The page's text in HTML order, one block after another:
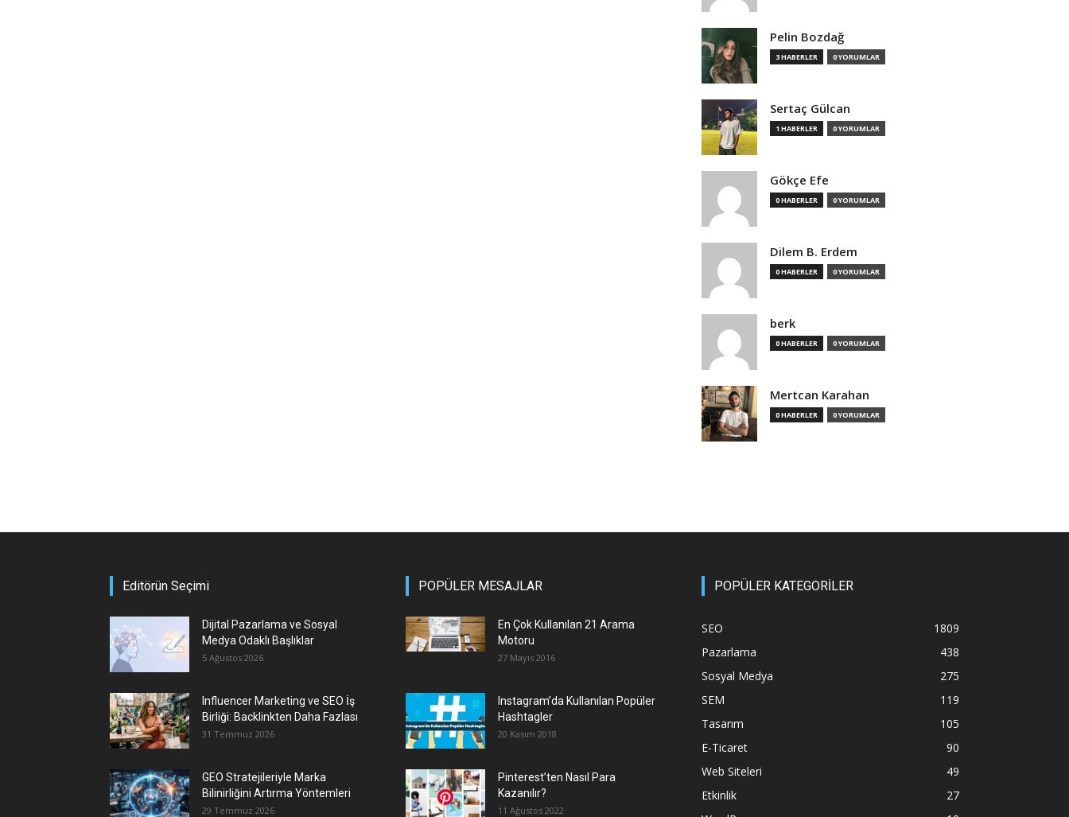
Pelin Bozdağ
3 HABERLER 0 YORUMLAR
Sertaç Gülcan
1 HABERLER 0 YORUMLAR
Gökçe Efe
0 HABERLER 0 YORUMLAR
Dilem B. Erdem
0 HABERLER 0 YORUMLAR
berk
0 HABERLER 0 YORUMLAR
Mertcan Karahan
0 HABERLER 0 YORUMLAR
Editörün Seçimi
Dijital Pazarlama ve Sosyal
Medya Odaklı Başlıklar
5 Ağustos 2026
Influencer Marketing ve SEO İş
Birliği: Backlinkten Daha Fazlası
31 Temmuz 2026
GEO Stratejileriyle Marka
Bilinirliğini Artırma Yöntemleri
29 Temmuz 2026
POPÜLER MESAJLAR
En Çok Kullanılan 21 Arama
Motoru
27 Mayıs 2016
Instagram’da Kullanılan Popüler
Hashtagler
20 Kasım 2018
Pinterest’ten Nasıl Para
Kazanılır?
11 Ağustos 2022
POPÜLER KATEGORİLER
SEO
1809
Pazarlama
438
Sosyal Medya
275
SEM
119
Tasarım
105
E-Ticaret
90
Web Siteleri
49
Etkinlik
27